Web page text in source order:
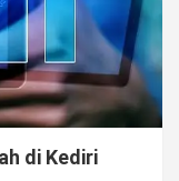
di Kediri